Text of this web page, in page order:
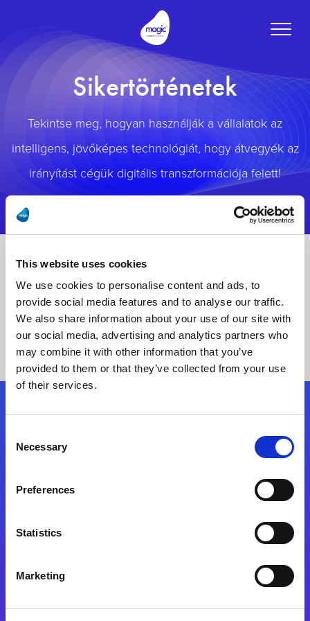
This website uses cookies
We use cookies to personalise content and ads, to
provide social media features and to analyse our traffic.
We also share information about your use of our site with
our social media, advertising and analytics partners who
may combine it with other information that you’ve
provided to them or that they’ve collected from your use
of their services.
Selection
Necessary
Preferences
Statistics
Marketing
Toggle
Sikertörténetek
Tekintse meg, hogyan használják a vállalatok az
intelligens, jövőképes technológiát, hogy átvegyék az
irányítást cégük digitális transzformációja felett!
Kövessen minket!